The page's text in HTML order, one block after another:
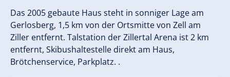
Das 2005 gebaute Haus steht in sonniger Lage am
Gerlosberg, 1,5 km von der Ortsmitte von Zell am
Ziller entfernt. Talstation der Zillertal Arena ist 2 km
entfernt, Skibushaltestelle direkt am Haus,
Brötchenservice, Parkplatz. .